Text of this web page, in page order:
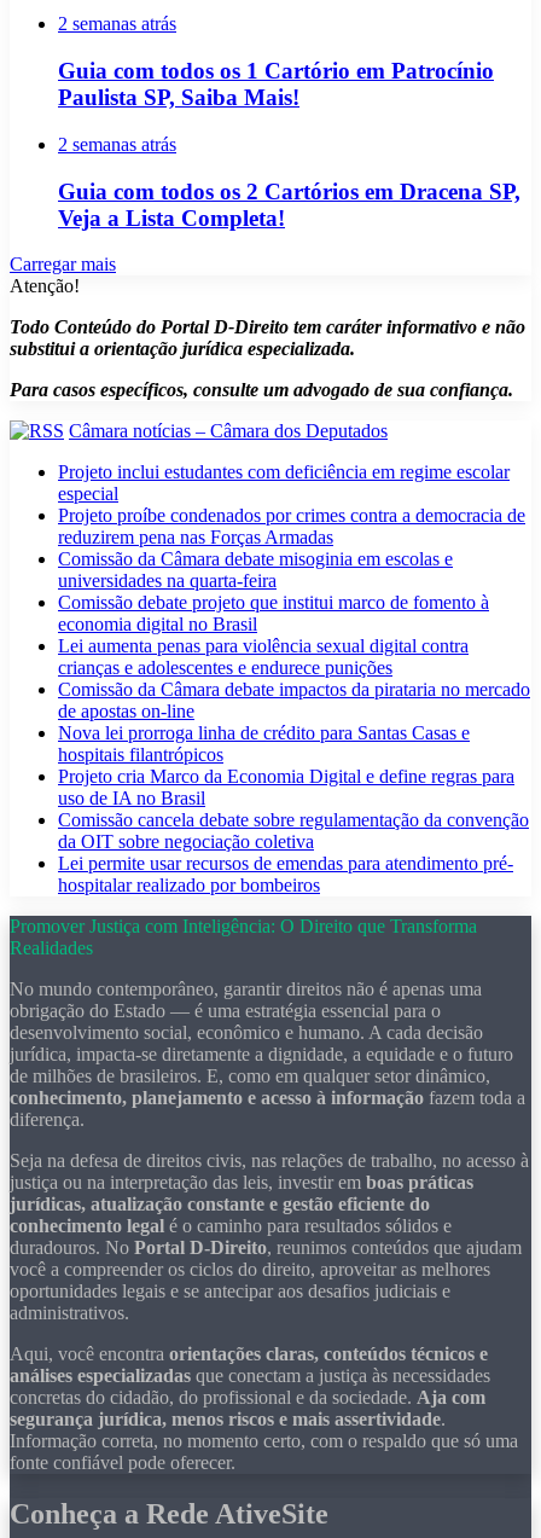
2 semanas atrás
Guia com todos os 1 Cartório em Patrocínio
Paulista SP, Saiba Mais!
2 semanas atrás
Guia com todos os 2 Cartórios em Dracena SP,
Veja a Lista Completa!
Carregar mais
Atenção!
Todo Conteúdo do Portal D-Direito tem caráter informativo e não
substitui a orientação jurídica especializada.
Para casos específicos, consulte um advogado de sua confiança.
Câmara notícias – Câmara dos Deputados
Projeto inclui estudantes com deficiência em regime escolar
especial
Projeto proíbe condenados por crimes contra a democracia de
reduzirem pena nas Forças Armadas
Comissão da Câmara debate misoginia em escolas e
universidades na quarta-feira
Comissão debate projeto que institui marco de fomento à
economia digital no Brasil
Lei aumenta penas para violência sexual digital contra
crianças e adolescentes e endurece punições
Comissão da Câmara debate impactos da pirataria no mercado
de apostas on-line
Nova lei prorroga linha de crédito para Santas Casas e
hospitais filantrópicos
Projeto cria Marco da Economia Digital e define regras para
uso de IA no Brasil
Comissão cancela debate sobre regulamentação da convenção
da OIT sobre negociação coletiva
Lei permite usar recursos de emendas para atendimento pré-
hospitalar realizado por bombeiros
Promover Justiça com Inteligência: O Direito que Transforma
Realidades
No mundo contemporâneo, garantir direitos não é apenas uma
obrigação do Estado — é uma estratégia essencial para o
desenvolvimento social, econômico e humano. A cada decisão
jurídica, impacta-se diretamente a dignidade, a equidade e o futuro
de milhões de brasileiros. E, como em qualquer setor dinâmico,
conhecimento, planejamento e acesso à informação fazem toda a
diferença.
Seja na defesa de direitos civis, nas relações de trabalho, no acesso à
justiça ou na interpretação das leis, investir em boas práticas
jurídicas, atualização constante e gestão eficiente do
conhecimento legal é o caminho para resultados sólidos e
duradouros. No Portal D-Direito, reunimos conteúdos que ajudam
você a compreender os ciclos do direito, aproveitar as melhores
oportunidades legais e se antecipar aos desafios judiciais e
administrativos.
Aqui, você encontra orientações claras, conteúdos técnicos e
análises especializadas que conectam a justiça às necessidades
concretas do cidadão, do profissional e da sociedade. Aja com
segurança jurídica, menos riscos e mais assertividade.
Informação correta, no momento certo, com o respaldo que só uma
fonte confiável pode oferecer.
Conheça a Rede AtiveSite